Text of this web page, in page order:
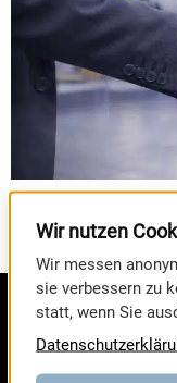
Vier Stimmen, vier
erzählen unsere
SPORTMESSE so
Wir nutzen
Wir messen
sie verbessern zu
statt, wenn Sie